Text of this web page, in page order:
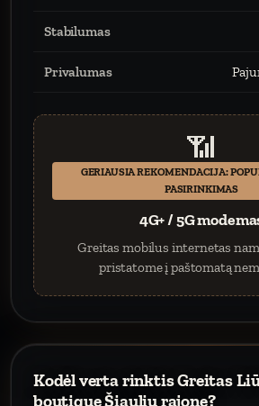
Stabilumas
Privalumas
📶
GERIAUSIA REKOMENDACIJA:
PASIRINKIMAS
4G+ / 5G
Greitas mobilus internetas
pristatome į paštomatą
Kodėl verta rinktis Greitas
boutique Šiaulių rajone?